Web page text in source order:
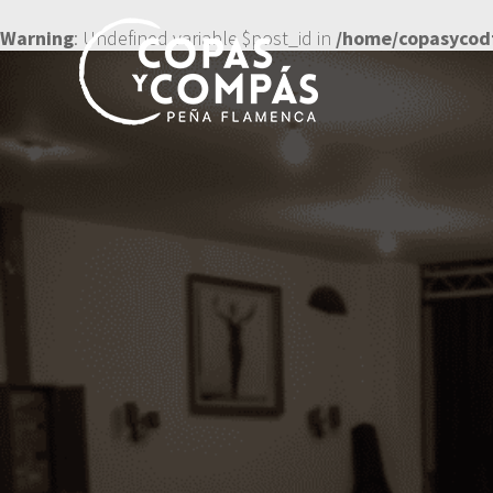
Warning: Undefined variable $post_id in /home/